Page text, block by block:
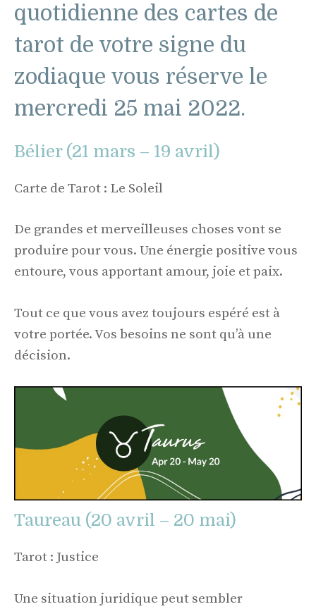
quotidienne des cartes de
tarot de votre signe du
zodiaque vous réserve le
mercredi 25 mai 2022.
Bélier (21 mars – 19 avril)
Carte de Tarot : Le Soleil
De grandes et merveilleuses choses vont se
produire pour vous. Une énergie positive vous
entoure, vous apportant amour, joie et paix.
Tout ce que vous avez toujours espéré est à
votre portée. Vos besoins ne sont qu’à une
décision.
Taureau (20 avril – 20 mai)
Tarot : Justice
Une situation juridique peut sembler